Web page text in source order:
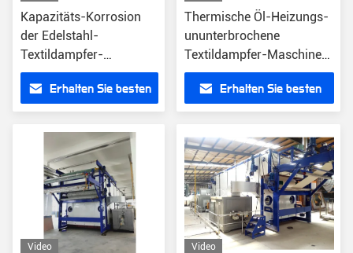
Kapazitäts-Korrosion
der Edelstahl-
Textildampfer-
Maschinen-420m
verhindern
Erhalten Sie besten
Thermische Öl-Heizungs-
ununterbrochene
Textildampfer-Maschine
für hohe Temperatur
Erhalten Sie besten
Video Video